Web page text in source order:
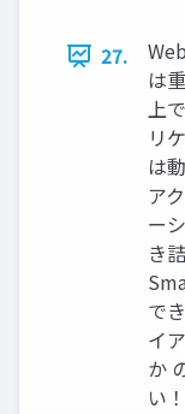
27.
は
上
リ
は
ア
ー
き
で
イ
か
い